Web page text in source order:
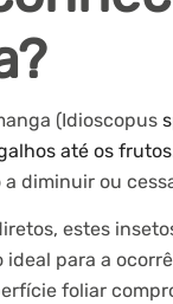
(Idioscopus
até os
a diminuir ou
estes
ideal para a
foliar